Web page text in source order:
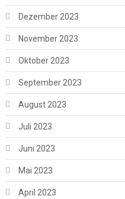
Dezember 2023
November 2023
Oktober 2023
September 2023
August 2023
Juli 2023
Juni 2023
Mai 2023
April 2023